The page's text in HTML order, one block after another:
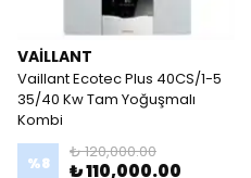
VAİLLANT
Vaillant Ecotec Plus 40CS/1-5
35/40 Kw Tam Yoğuşmalı
Kombi
%8
₺ 120,000.00
₺ 110,000.00